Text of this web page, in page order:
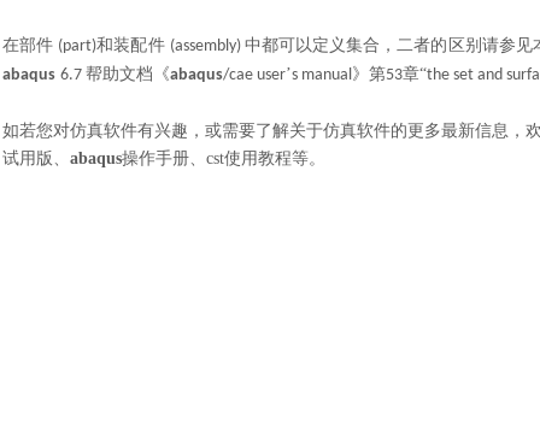
在部件 (part)和装配件 (assembly) 中都可以定义集合，二者的区别请参见
abaqus 6.7 帮助文档《abaqus/cae user’s manual》第53章“the set and
如若您对仿真软件有兴趣，或需要了解关于仿真软件的更多最新信息，
试用版、 abaqus操作手册、 cst使用教程等。